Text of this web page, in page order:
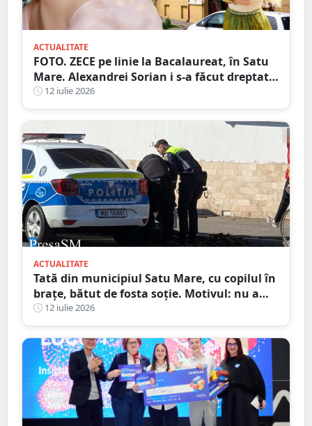
ACTUALITATE
FOTO. ZECE pe linie la Bacalaureat, în Satu
Mare. Alexandrei Sorian i s-a făcut dreptate
după contestații
12 iulie 2026
ACTUALITATE
Tată din municipiul Satu Mare, cu copilul în
brațe, bătut de fosta soție. Motivul: nu a
vrut să meargă în excursie
12 iulie 2026